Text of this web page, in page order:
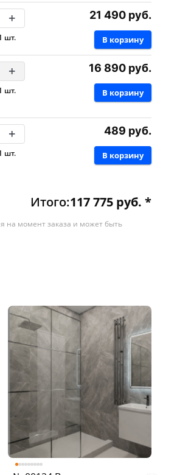
+
шт.
21 490 руб.
В корзину
+
шт.
16 890 руб.
В корзину
+
шт.
489 руб.
В корзину
Итого:117 775 руб. *
на момент заказа и может быть